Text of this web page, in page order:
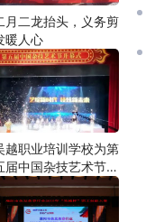
月二龙抬头，义务剪
暖人心
越职业培训学校为第
届中国杂技艺术节加
添彩